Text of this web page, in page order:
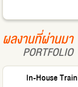
ผลงานที่ผ่านมา
PORTFOLIO
In-House